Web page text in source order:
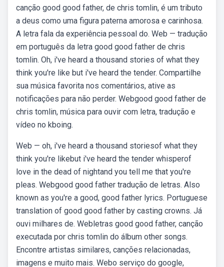
canção good good father, de chris tomlin, é um tributo
a deus como uma figura paterna amorosa e carinhosa.
A letra fala da experiência pessoal do. Web — tradução
em português da letra good good father de chris
tomlin. Oh, i′ve heard a thousand stories of what they
think you're like but i′ve heard the tender. Compartilhe
sua música favorita nos comentários, ative as
notificações para não perder. Webgood good father de
chris tomlin, música para ouvir com letra, tradução e
vídeo no kboing.
Web — oh, i've heard a thousand storiesof what they
think you're likebut i've heard the tender whisperof
love in the dead of nightand you tell me that you're
pleas. Webgood good father tradução de letras. Also
known as you're a good, good father lyrics. Portuguese
translation of good good father by casting crowns. Já
ouvi milhares de. Webletras good good father, canção
executada por chris tomlin do álbum other songs.
Encontre artistas similares, canções relacionadas,
imagens e muito mais. Webo serviço do google,